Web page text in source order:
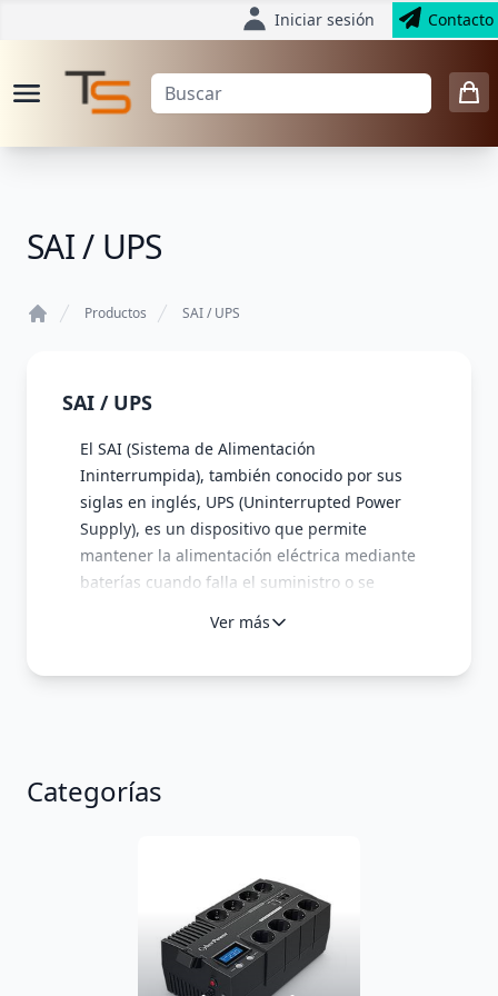
Iniciar sesión Contacto
SAI / UPS
Productos SAI / UPS
SAI / UPS
El SAI (Sistema de Alimentación
Ininterrumpida), también conocido por sus
siglas en inglés, UPS (Uninterrupted Power
Supply), es un dispositivo que permite
mantener la alimentación eléctrica mediante
baterías cuando falla el suministro o se
ejemplo, una sobretensión).
anomalía, pasan a modo batería. Están
: Son los más comunes en
entornos domésticos y empresariales para
cargas de hasta 1500W. Funcionan como un
SAI off-line pero montan un estabilizador de
tensión tipo AVR que maneja las bajas y altas
Ver más
Categorías